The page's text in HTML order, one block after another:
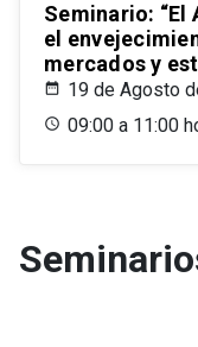
Seminario: “El
el
mercados y
19 de Agosto
09:00 a 11:00